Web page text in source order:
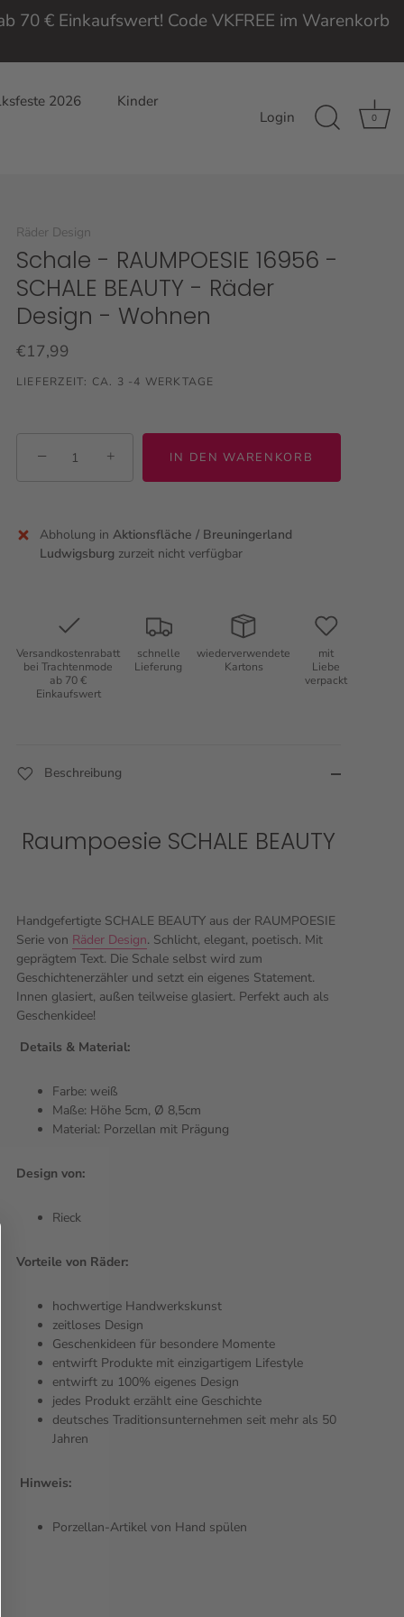
70 € Einkaufswert! Code VKFREE im Warenkorb
2026
Kinder
Login 0
Räder Design
Schale - RAUMPOESIE 16956 -
SCHALE BEAUTY - Räder
Design - Wohnen
€17,99
LIEFERZEIT: CA. 3 -4 WERKTAGE
− + IN DEN WARENKORB
Abholung in Aktionsfläche / Breuningerland
Ludwigsburg zurzeit nicht verfügbar
Versandkostenrabatt
bei Trachtenmode
ab 70 €
Einkaufswert
schnelle
Lieferung
wiederverwendete
Kartons
mit
Liebe
verpackt
Beschreibung
Raumpoesie SCHALE BEAUTY
Handgefertigte SCHALE BEAUTY aus der RAUMPOESIE
Serie von Räder Design. Schlicht, elegant, poetisch. Mit
geprägtem Text. Die Schale selbst wird zum
Geschichtenerzähler und setzt ein eigenes Statement.
Innen glasiert, außen teilweise glasiert. Perfekt auch als
Geschenkidee!
Details & Material:
Farbe: weiß
Maße: Höhe 5cm, Ø 8,5cm
Material: Porzellan mit Prägung
Design von:
Rieck
Vorteile von Räder:
hochwertige Handwerkskunst
zeitloses Design
Geschenkideen für besondere Momente
entwirft Produkte mit einzigartigem Lifestyle
entwirft zu 100% eigenes Design
jedes Produkt erzählt eine Geschichte
deutsches Traditionsunternehmen seit mehr als 50
Jahren
Hinweis:
Porzellan-Artikel von Hand spülen